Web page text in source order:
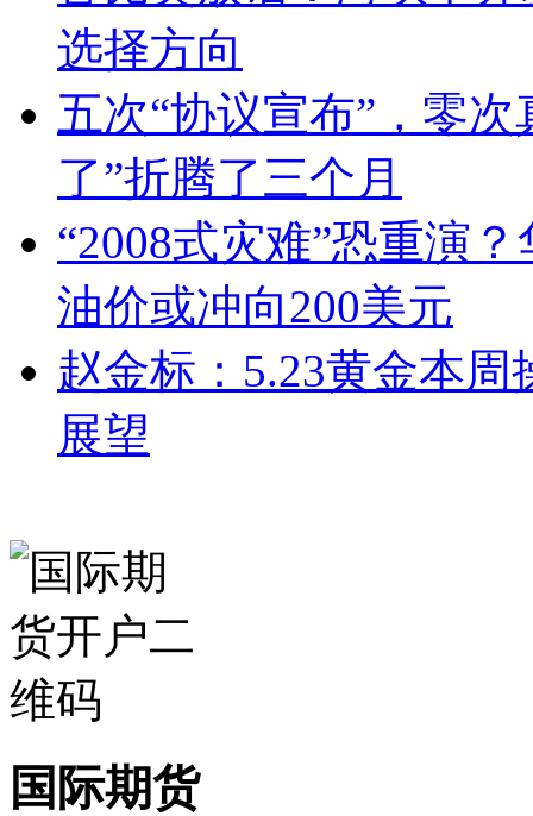
选择方向
五次“协议宣布”，零
了”折腾了三个月
“2008式灾难”恐重演
油价或冲向200美元
赵金标：5.23黄金本
展望
国际期货